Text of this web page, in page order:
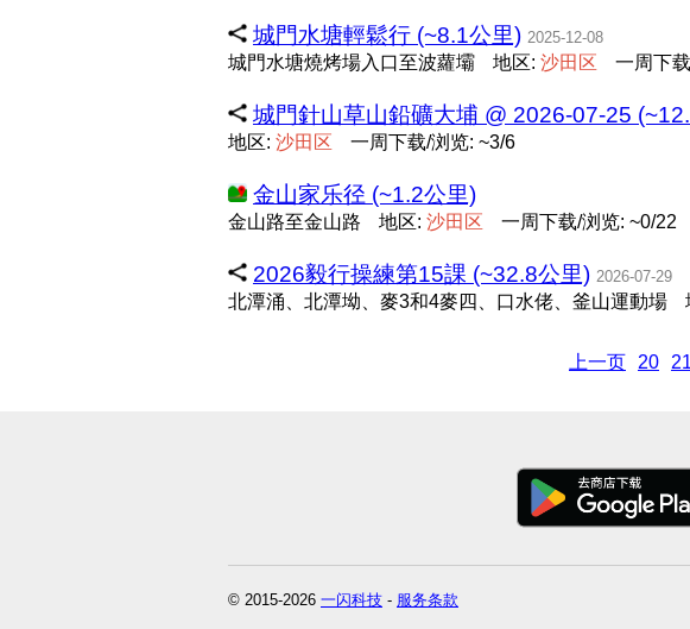
城門水塘輕鬆行 (~8.1公里) 2025-12-08
城門水塘燒烤場入口至波蘿壩 地区: 沙田 区 一周下
城門針山草山鉛礦大埔 @ 2026-07-25
地区: 沙田 区 一周下载/浏览: ~3/6
金山家乐径 (~1.2公里)
金山路至金山路 地区: 沙田 区 一周下载/浏览: ~0/22
2026毅行操練第15課 (~32.8公里) 2026-07-29
北潭涌、北潭坳、麥3和4麥四、口水佬、釜山運動場
上一页 20 21
© 2015-2026 一闪科技 - 服务条款